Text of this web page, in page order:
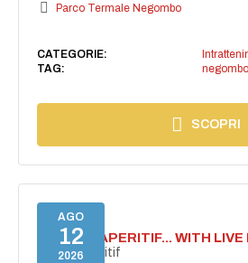
Parco Termale Negombo
CATEGORIE:
TAG:
negombo
SCOPRI
AGO
12
2026
SECRET APERITIF... WITH LIVE
Secret aperitif